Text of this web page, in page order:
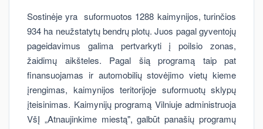
Sostinėje yra suformuotos 1288 kaimynijos, turinčios
934 ha neužstatytų bendrų plotų. Juos pagal gyventojų
pageidavimus galima pertvarkyti į poilsio zonas,
žaidimų aikšteles. Pagal šią programą taip pat
finansuojamas ir automobilių stovėjimo vietų kieme
įrengimas, kaimynijos teritorijoje suformuotų sklypų
įteisinimas. Kaimynijų programą Vilniuje administruoja
VšĮ „Atnaujinkime miestą", galbūt panašių programų